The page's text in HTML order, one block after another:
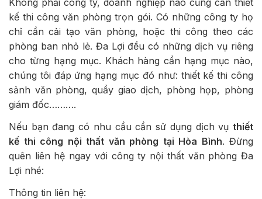
Không phải công ty, doanh nghiệp nào cũng cần thiết
kế thi công văn phòng trọn gói. Có những công ty họ
chỉ cần cải tạo văn phòng, hoặc thi công theo các
phòng ban nhỏ lẻ. Đa Lợi đều có những dịch vụ riêng
cho từng hạng mục. Khách hàng cần hạng mục nào,
chúng tôi đáp ứng hạng mục đó như: thiết kế thi công
sảnh văn phòng, quầy giao dịch, phòng họp, phòng
giám đốc……….
Nếu bạn đang có nhu cầu cần sử dụng dịch vụ thiết
kế thi công nội thất văn phòng tại Hòa Bình. Đừng
quên liên hệ ngay với công ty nội thất văn phòng Đa
Lợi nhé:
Thông tin liên hệ: